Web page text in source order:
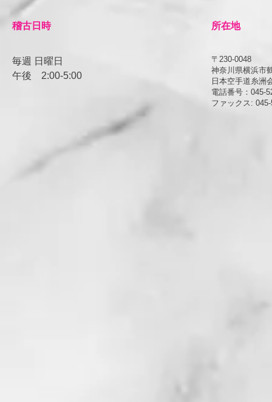
​稽古日時
毎週 日曜日
午後 ​2:00-5:00
所在地
〒230-0048
神奈川県横浜市
日本空手道糸洲
電話番号：045-
ファックス: